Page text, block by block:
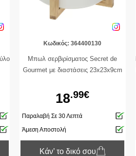
Κωδικός: 364400130
Μπωλ σερβιρίσματος Secret de
Gourmet με διαστάσεις 23x23x9cm
18.99€
Παραλαβή Σε 30 Λεπτά
Άμεση Αποστολή
Κάν’ το δικό σου